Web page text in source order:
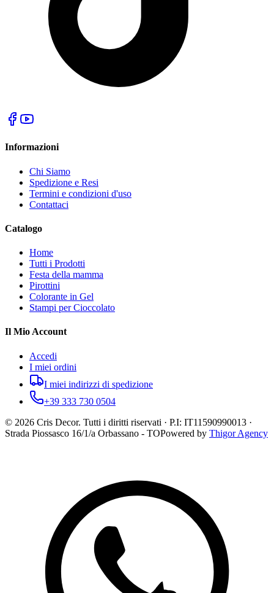
Informazioni
Chi Siamo
Spedizione e Resi
Termini e condizioni d'uso
Contattaci
Catalogo
Home
Tutti i Prodotti
Festa della mamma
Pirottini
Colorante in Gel
Stampi per Cioccolato
Il Mio Account
Accedi
I miei ordini
I miei indirizzi di spedizione
+39 333 730 0504
© 2026 Cris Decor. Tutti i diritti riservati · P.I: IT11590990013 ·
Strada Piossasco 16/1/a Orbassano - TOPowered by Thigor Agency